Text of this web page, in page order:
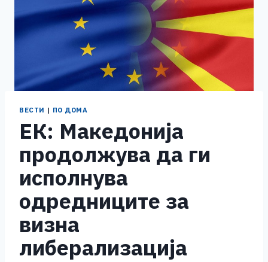
ВЕСТИ | ПО ДОМА
ЕК: Македонија
продолжува да ги
исполнува
одредниците за
визна
либерализација